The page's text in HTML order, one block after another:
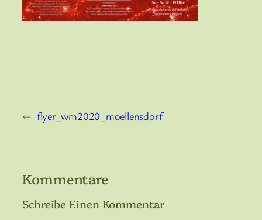
← flyer_wm2020_moellensdorf
Kommentare
Schreibe Einen Kommentar